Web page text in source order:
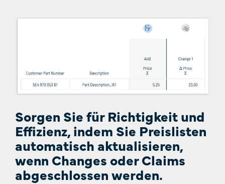
Sorgen Sie für Richtigkeit und
Effizienz, indem Sie Preislisten
automatisch aktualisieren,
wenn Changes oder Claims
abgeschlossen werden.